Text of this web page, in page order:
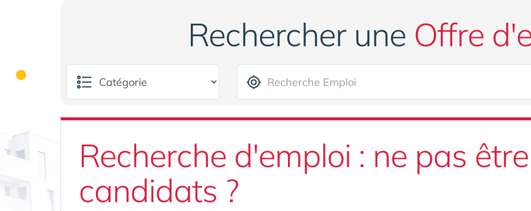
Rechercher une Offre
Recherche d'emploi : ne pas
candidats ?